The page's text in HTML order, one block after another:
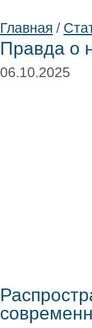
Главная /
Правда о
06.10.2025